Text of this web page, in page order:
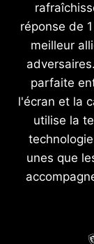
réponse de
meilleur
parfaite
l'écran et la
utilise la
unes que